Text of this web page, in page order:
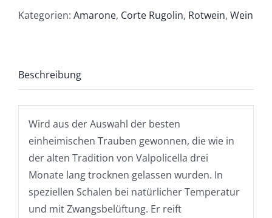
Kategorien: Amarone, Corte Rugolin, Rotwein, Wein
Beschreibung
Wird aus der Auswahl der besten
einheimischen Trauben gewonnen, die wie in
der alten Tradition von Valpolicella drei
Monate lang trocknen gelassen wurden. In
speziellen Schalen bei natürlicher Temperatur
und mit Zwangsbelüftung. Er reift